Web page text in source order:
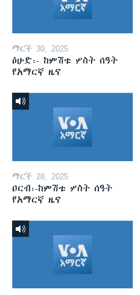
ማርች 30, 2025
ዕሁድ፡- ከምሽቱ ሦስት ሰዓት
የአማርኛ ዜና
ማርች 28, 2025
ዐርብ፡-ከምሽቱ ሦስት ሰዓት
የአማርኛ ዜና